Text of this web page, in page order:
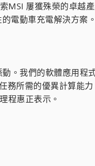
MSI 屢獲殊榮的卓越
電動車充電解決方案。
。我們的軟體應用程
務所需的優異計算能
程惠正表示。